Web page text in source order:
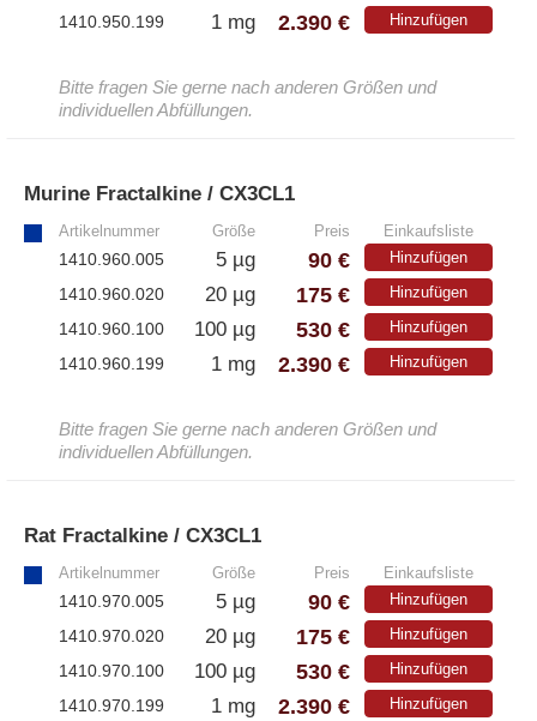
– Immunoglobulin (Ig)
PeptiGrowth
– Alle PeptiGrowth Produkte
– Kostenlose Muster
Diaclone
– Alle Diaclone Produkte
– ELISA-Kits
Antikörper
– Anti-rat
1410.950.199 1 mg 2.390 € Hinzufügen
Bitte fragen Sie gerne nach anderen Größen und
individuellen Abfüllungen.
Murine Fractalkine / CX3CL1
Artikelnummer Größe Preis Einkaufsliste
1410.960.005 5 µg 90 € Hinzufügen
1410.960.020 20 µg 175 € Hinzufügen
1410.960.100 100 µg 530 € Hinzufügen
1410.960.199 1 mg 2.390 € Hinzufügen
Bitte fragen Sie gerne nach anderen Größen und
individuellen Abfüllungen.
Rat Fractalkine / CX3CL1
Artikelnummer Größe Preis Einkaufsliste
1410.970.005 5 µg 90 € Hinzufügen
1410.970.020 20 µg 175 € Hinzufügen
1410.970.100 100 µg 530 € Hinzufügen
1410.970.199 1 mg 2.390 € Hinzufügen